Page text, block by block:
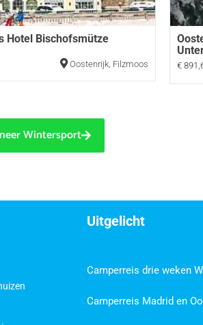
Hotel Bischofsmütze
Oostenrijk Filzmoos €
Wintersport
Uitgelicht
Camperreis drie weken
Camperreis Madrid en